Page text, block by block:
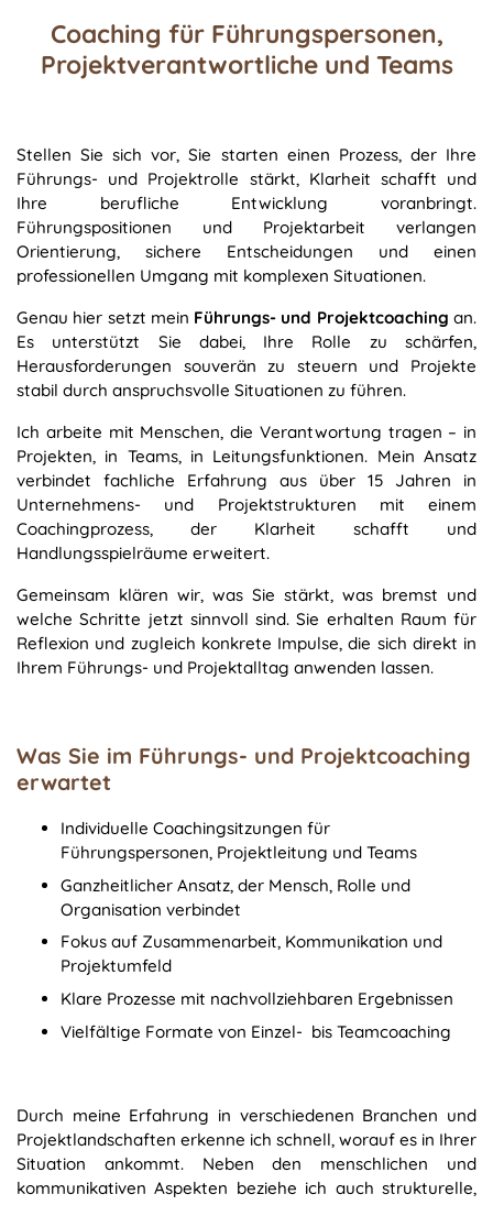
Coaching für Führungspersonen,
Projektverantwortliche und Teams
Stellen Sie sich vor, Sie starten einen Prozess, der Ihre
Führungs- und Projektrolle stärkt, Klarheit schafft und
Ihre berufliche Entwicklung voranbringt.
Führungspositionen und Projektarbeit verlangen
Orientierung, sichere Entscheidungen und einen
professionellen Umgang mit komplexen Situationen.
Genau hier setzt mein Führungs- und Projektcoaching an.
Es unterstützt Sie dabei, Ihre Rolle zu schärfen,
Herausforderungen souverän zu steuern und Projekte
stabil durch anspruchsvolle Situationen zu führen.
Ich arbeite mit Menschen, die Verantwortung tragen – in
Projekten, in Teams, in Leitungsfunktionen. Mein Ansatz
verbindet fachliche Erfahrung aus über 15 Jahren in
Unternehmens- und Projektstrukturen mit einem
Coachingprozess, der Klarheit schafft und
Handlungsspielräume erweitert.
Gemeinsam klären wir, was Sie stärkt, was bremst und
welche Schritte jetzt sinnvoll sind. Sie erhalten Raum für
Reflexion und zugleich konkrete Impulse, die sich direkt in
Ihrem Führungs- und Projektalltag anwenden lassen.
Was Sie im Führungs- und Projektcoaching
erwartet
Individuelle Coachingsitzungen für
Führungspersonen, Projektleitung und Teams
Ganzheitlicher Ansatz, der Mensch, Rolle und
Organisation verbindet
Fokus auf Zusammenarbeit, Kommunikation und
Projektumfeld
Klare Prozesse mit nachvollziehbaren Ergebnissen
Vielfältige Formate von Einzel- bis Teamcoaching
Durch meine Erfahrung in verschiedenen Branchen und
Projektlandschaften erkenne ich schnell, worauf es in Ihrer
Situation ankommt. Neben den menschlichen und
kommunikativen Aspekten beziehe ich auch strukturelle,